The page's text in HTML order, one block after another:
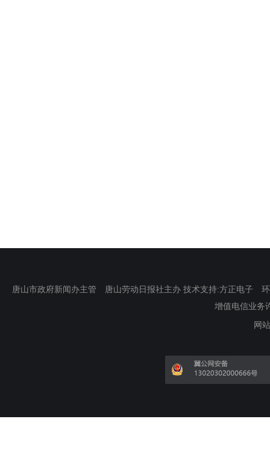
唐山市政府新闻办主管 唐山劳动日报社主办 技术支持:方正电子
增值电信业务
网